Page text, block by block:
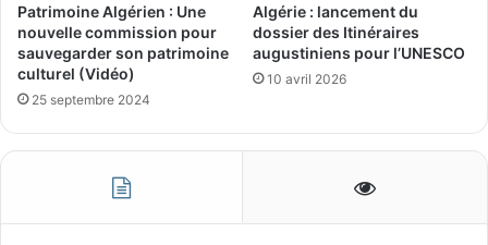
Patrimoine Algérien : Une
nouvelle commission pour
sauvegarder son patrimoine
culturel (Vidéo)
25 septembre 2024
Algérie : lancement du
dossier des Itinéraires
augustiniens pour l’UNESCO
10 avril 2026